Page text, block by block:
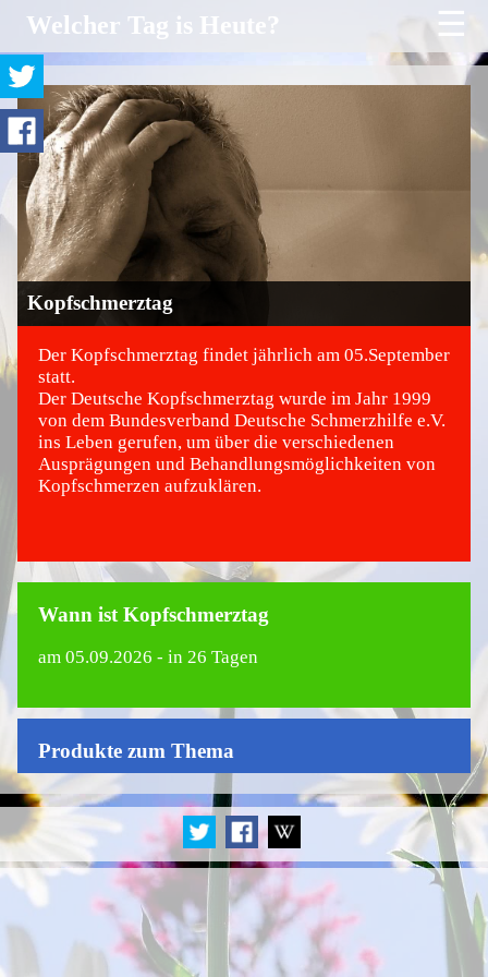
Welcher Tag is Heute? ☰
Kopfschmerztag
©
Der Kopfschmerztag findet jährlich am 05.September
statt.
Der Deutsche Kopfschmerztag wurde im Jahr 1999
von dem Bundesverband Deutsche Schmerzhilfe e.V.
ins Leben gerufen, um über die verschiedenen
Ausprägungen und Behandlungsmöglichkeiten von
Kopfschmerzen aufzuklären.
Wann ist Kopfschmerztag
am 05.09.2026 - in 26 Tagen
Produkte zum Thema